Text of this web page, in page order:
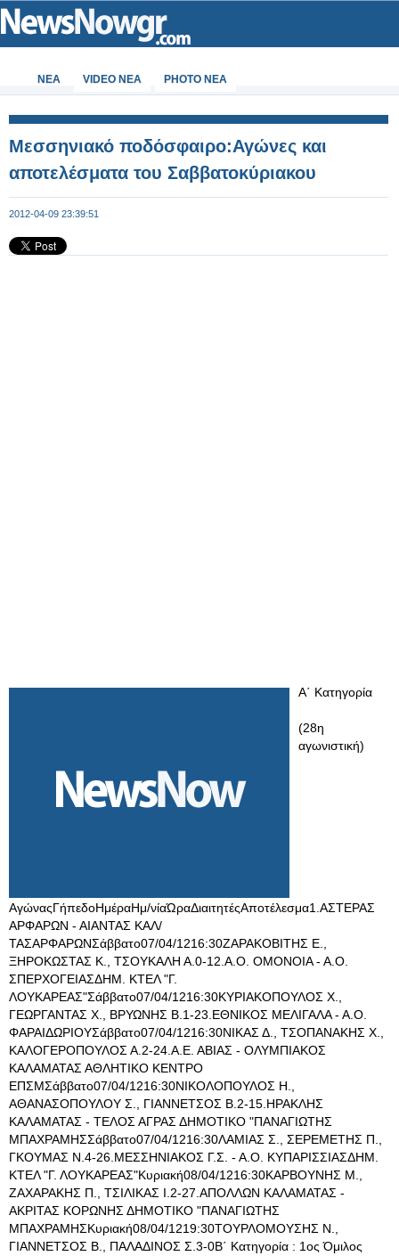
ΝΕΑ VIDEO NEA PHOTO NEA
Μεσσηνιακό ποδόσφαιρο:Αγώνες και
αποτελέσματα του Σαββατοκύριακου
2012-04-09 23:39:51
Α΄ Κατηγορία
(28η
αγωνιστική)
ΑγώναςΓήπεδοΗμέραΗμ/νίαΏραΔιαιτητέςΑποτέλεσμα1.ΑΣΤΕΡΑΣ
ΑΡΦΑΡΩΝ - ΑΙΑΝΤΑΣ ΚΑΛ/
ΤΑΣΑΡΦΑΡΩΝΣάββατο07/04/1216:30ΖΑΡΑΚΟΒΙΤΗΣ Ε.,
ΞΗΡΟΚΩΣΤΑΣ Κ., ΤΣΟΥΚΑΛΗ Α.0-12.Α.Ο. ΟΜΟΝΟΙΑ - Α.Ο.
ΣΠΕΡΧΟΓΕΙΑΣΔΗΜ. ΚΤΕΛ "Γ.
ΛΟΥΚΑΡΕΑΣ"Σάββατο07/04/1216:30ΚΥΡΙΑΚΟΠΟΥΛΟΣ Χ.,
ΓΕΩΡΓΑΝΤΑΣ Χ., ΒΡΥΩΝΗΣ Β.1-23.ΕΘΝΙΚΟΣ ΜΕΛΙΓΑΛΑ - Α.Ο.
ΦΑΡΑΙΔΩΡΙΟΥΣάββατο07/04/1216:30ΝΙΚΑΣ Δ., ΤΣΟΠΑΝΑΚΗΣ Χ.,
ΚΑΛΟΓΕΡΟΠΟΥΛΟΣ Α.2-24.Α.Ε. ΑΒΙΑΣ - ΟΛΥΜΠΙΑΚΟΣ
ΚΑΛΑΜΑΤΑΣ ΑΘΛΗΤΙΚΟ ΚΕΝΤΡΟ
ΕΠΣΜΣάββατο07/04/1216:30ΝΙΚΟΛΟΠΟΥΛΟΣ Η.,
ΑΘΑΝΑΣΟΠΟΥΛΟΥ Σ., ΓΙΑΝΝΕΤΣΟΣ Β.2-15.ΗΡΑΚΛΗΣ
ΚΑΛΑΜΑΤΑΣ - ΤΕΛΟΣ ΑΓΡΑΣ ΔΗΜΟΤΙΚΟ "ΠΑΝΑΓΙΩΤΗΣ
ΜΠΑΧΡΑΜΗΣΣάββατο07/04/1216:30ΛΑΜΙΑΣ Σ., ΣΕΡΕΜΕΤΗΣ Π.,
ΓΚΟΥΜΑΣ Ν.4-26.ΜΕΣΣΗΝΙΑΚΟΣ Γ.Σ. - Α.Ο. ΚΥΠΑΡΙΣΣΙΑΣΔΗΜ.
ΚΤΕΛ "Γ. ΛΟΥΚΑΡΕΑΣ"Κυριακή08/04/1216:30ΚΑΡΒΟΥΝΗΣ Μ.,
ΖΑΧΑΡΑΚΗΣ Π., ΤΣΙΛΙΚΑΣ Ι.2-27.ΑΠΟΛΛΩΝ ΚΑΛΑΜΑΤΑΣ -
ΑΚΡΙΤΑΣ ΚΟΡΩΝΗΣ ΔΗΜΟΤΙΚΟ "ΠΑΝΑΓΙΩΤΗΣ
ΜΠΑΧΡΑΜΗΣΚυριακή08/04/1219:30ΤΟΥΡΛΟΜΟΥΣΗΣ Ν.,
ΓΙΑΝΝΕΤΣΟΣ Β., ΠΑΛΑΔΙΝΟΣ Σ.3-0Β΄ Κατηγορία : 1ος Όμιλος